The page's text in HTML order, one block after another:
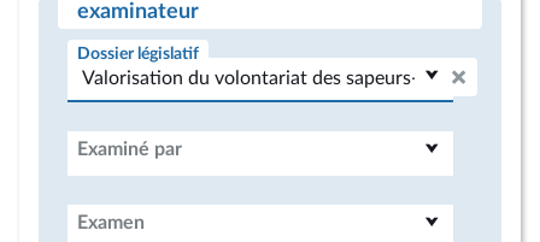
examinateur
Dossier législatif
Examiné par
Examen